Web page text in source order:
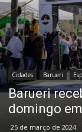
Cidades Barueri
Barueri
domingo
25 de março de 2024